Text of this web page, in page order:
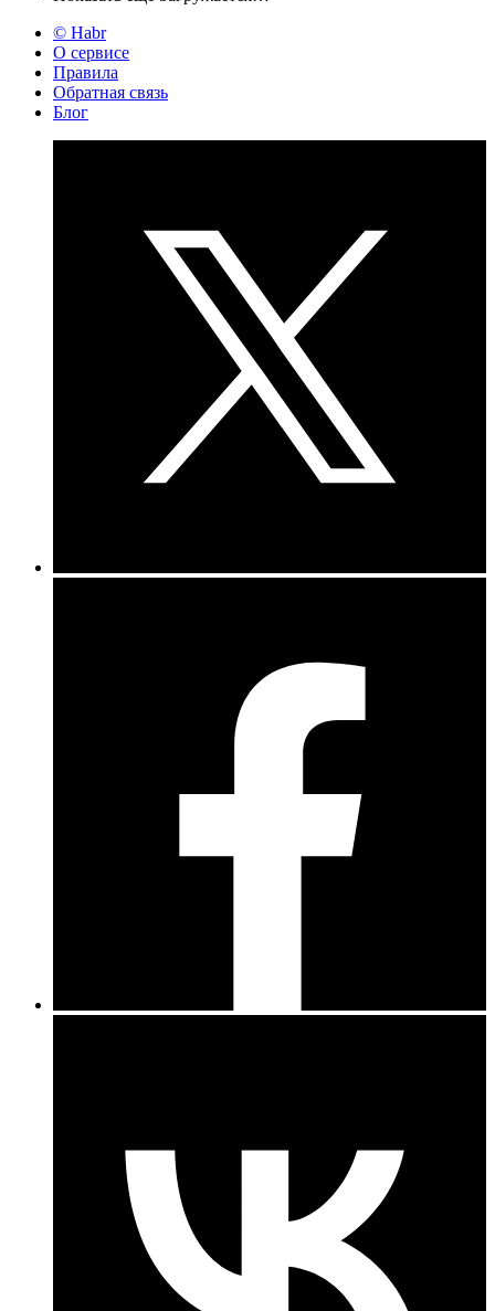
© Habr
О сервисе
Правила
Обратная связь
Блог